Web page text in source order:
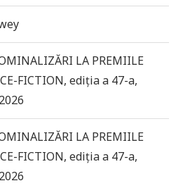
LA PREMIILE
FICTION, ediția a 47-a,
LA PREMIILE
FICTION, ediția a 47-a,